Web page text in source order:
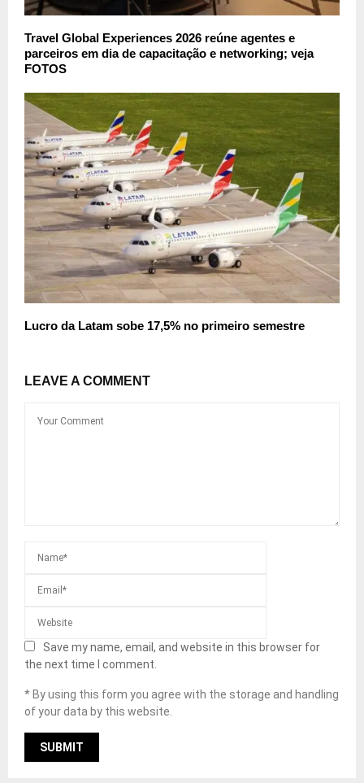
Travel Global Experiences 2026 reúne agentes e
parceiros em dia de capacitação e networking; veja
FOTOS
Lucro da Latam sobe 17,5% no primeiro semestre
LEAVE A COMMENT
Save my name, email, and website in this browser for
the next time I comment.
* By using this form you agree with the storage and handling
of your data by this website.